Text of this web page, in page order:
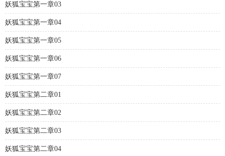
妖狐宝宝第一章03
妖狐宝宝第一章04
妖狐宝宝第一章05
妖狐宝宝第一章06
妖狐宝宝第一章07
妖狐宝宝第二章01
妖狐宝宝第二章02
妖狐宝宝第二章03
妖狐宝宝第二章04